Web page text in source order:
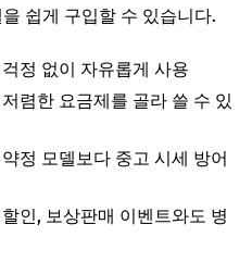
쉽게 구입할 수 있습니다.
정 없이 자유롭게 사용
렴한 요금제를 골라 쓸 수 있
정 모델보다 중고 시세 방어
인, 보상판매 이벤트와도 병